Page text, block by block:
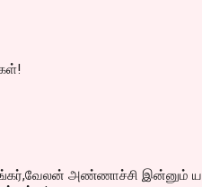
அண்ணாச்சி இன்னும்